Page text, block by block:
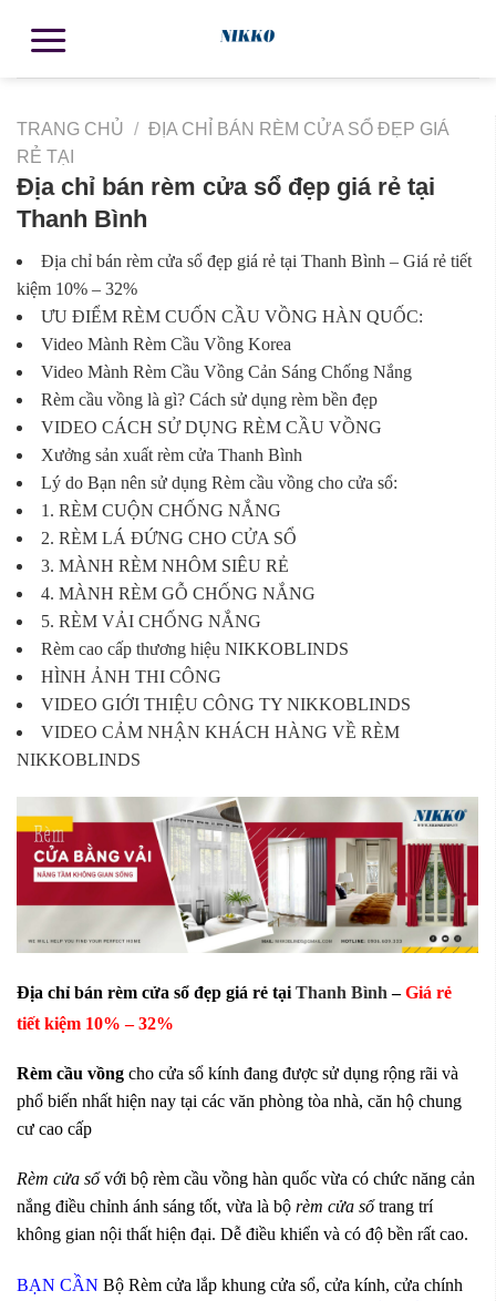
TRANG CHỦ / ĐỊA CHỈ BÁN RÈM CỬA SỔ ĐẸP GIÁ
RẺ TẠI
Địa chỉ bán rèm cửa sổ đẹp giá rẻ tại
Thanh Bình
Địa chỉ bán rèm cửa sổ đẹp giá rẻ tại Thanh Bình – Giá rẻ tiết
kiệm 10% – 32%
ƯU ĐIỂM RÈM CUỐN CẦU VỒNG HÀN QUỐC:
Video Mành Rèm Cầu Vồng Korea
Video Mành Rèm Cầu Vồng Cản Sáng Chống Nắng
Rèm cầu vồng là gì? Cách sử dụng rèm bền đẹp
VIDEO CÁCH SỬ DỤNG RÈM CẦU VỒNG
Xưởng sản xuất rèm cửa Thanh Bình
Lý do Bạn nên sử dụng Rèm cầu vồng cho cửa sổ:
1. RÈM CUỘN CHỐNG NẮNG
2. RÈM LÁ ĐỨNG CHO CỬA SỔ
3. MÀNH RÈM NHÔM SIÊU RẺ
4. MÀNH RÈM GỖ CHỐNG NẮNG
5. RÈM VẢI CHỐNG NẮNG
Rèm cao cấp thương hiệu NIKKOBLINDS
HÌNH ẢNH THI CÔNG
VIDEO GIỚI THIỆU CÔNG TY NIKKOBLINDS
VIDEO CẢM NHẬN KHÁCH HÀNG VỀ RÈM
NIKKOBLINDS
Địa chỉ bán rèm cửa sổ đẹp giá rẻ tại Thanh Bình –Giá rẻ
tiết kiệm 10% – 32%
Rèm cầu vồng cho cửa sổ kính đang được sử dụng rộng rãi và
phổ biến nhất hiện nay tại các văn phòng tòa nhà, căn hộ chung
cư cao cấp
Rèm cửa sổvới bộ rèm cầu vồng hàn quốc vừa có chức năng cản
nắng điều chỉnh ánh sáng tốt, vừa là bộ rèm cửa sổtrang trí
không gian nội thất hiện đại. Dễ điều khiển và có độ bền rất cao.
BẠN CẦN Bộ Rèm cửa lắp khung cửa sổ, cửa kính, cửa chính